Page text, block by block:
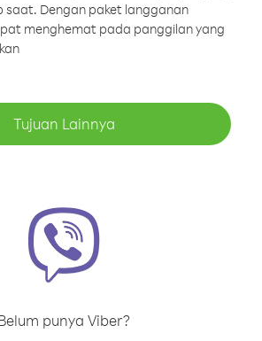
saat. Dengan paket langganan
menghemat pada panggilan yang
Tujuan Lainnya
punya Viber?